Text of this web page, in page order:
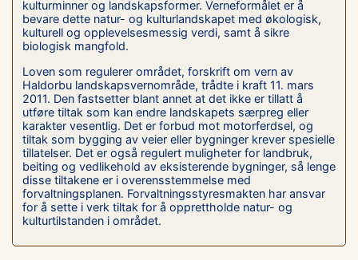
kulturminner og landskapsformer. Verneformålet er å
bevare dette natur- og kulturlandskapet med økologisk,
kulturell og opplevelsesmessig verdi, samt å sikre
biologisk mangfold.
Loven som regulerer området, forskrift om vern av
Haldorbu landskapsvernområde, trådte i kraft 11. mars
2011. Den fastsetter blant annet at det ikke er tillatt å
utføre tiltak som kan endre landskapets særpreg eller
karakter vesentlig. Det er forbud mot motorferdsel, og
tiltak som bygging av veier eller bygninger krever spesielle
tillatelser. Det er også regulert muligheter for landbruk,
beiting og vedlikehold av eksisterende bygninger, så lenge
disse tiltakene er i overensstemmelse med
forvaltningsplanen. Forvaltningsstyresmakten har ansvar
for å sette i verk tiltak for å opprettholde natur- og
kulturtilstanden i området.